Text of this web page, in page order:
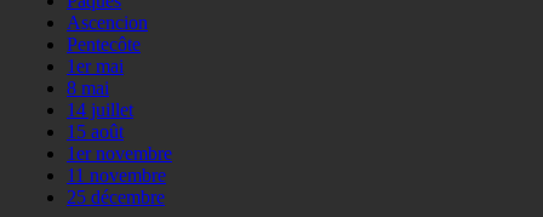
Ascencion
Pentecôte
1er mai
8 mai
14 juillet
15 août
1er novembre
11 novembre
25 décembre